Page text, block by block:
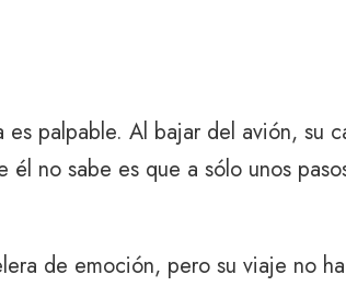
palpable. Al bajar del avión, su
no sabe es que a sólo unos
de emoción, pero su viaje no